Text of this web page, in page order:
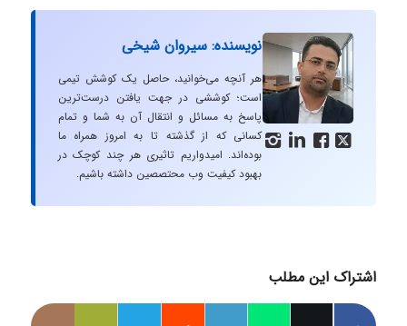
   
نویسنده: سیروان شیخی
هر آنچه می‌خوانید، حاصل یک کوشش تیمی
است؛ کوششی در جهت یافتن درست‌ترین
پاسخ به مسائل و انتقال آن به شما و تمام
کسانی که از گذشته تا به امروز همراه ما
بوده‌اند. امیدواریم تاثیری هر چند کوچک در
بهبود کیفیت وب محتصصین داشته باشیم.
اشتراک این مطلب